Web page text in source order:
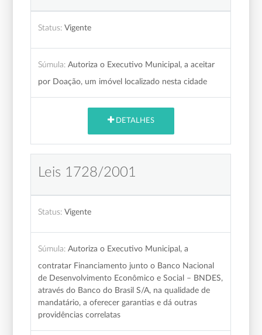
Status: Vigente
Súmula: Autoriza o Executivo Municipal, a aceitar
por Doação, um imóvel localizado nesta cidade
DETALHES
Leis 1728/2001
Status: Vigente
Súmula: Autoriza o Executivo Municipal, a
contratar Financiamento junto o Banco Nacional
de Desenvolvimento Econômico e Social – BNDES,
através do Banco do Brasil S/A, na qualidade de
mandatário, a oferecer garantias e dá outras
providências correlatas